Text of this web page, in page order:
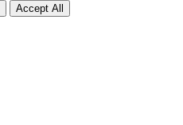
Accept All